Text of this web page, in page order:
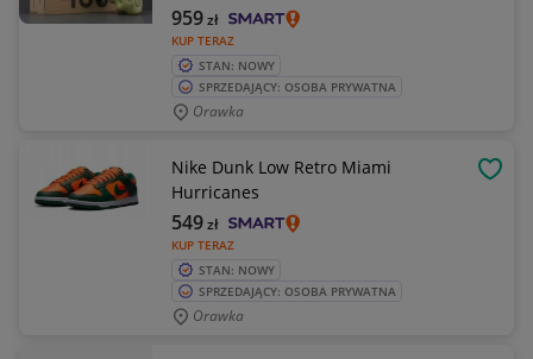
KUP TERAZ
959zł
STAN: NOWY
SPRZEDAJĄCY: OSOBA PRYWATNA
Orawka
Nike Dunk Low Retro Miami
Hurricanes
KUP TERAZ
549zł
STAN: NOWY
SPRZEDAJĄCY: OSOBA PRYWATNA
Orawka